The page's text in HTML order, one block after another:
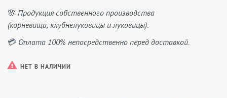
🌸 Продукция собственного производства
(корневища, клубнелуковицы и луковицы).
💳 Оплата 100% непосредственно перед доставкой.
НЕТ В НАЛИЧИИ